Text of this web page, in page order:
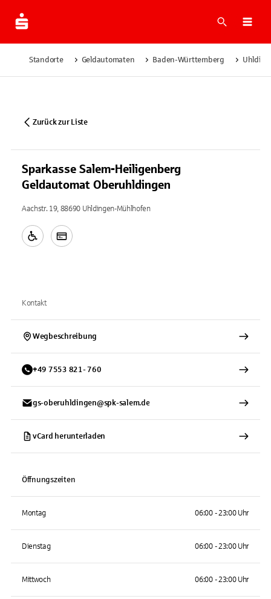
Suche
Standorte Geldautomaten Baden-Württemberg
Zurück zur Liste
Sparkasse Salem-Heiligenberg
Geldautomat Oberuhldingen
Aachstr. 19, 88690 Uhldingen-Mühlhofen
Kontakt
Wegbeschreibung
+49 7553 821- 760
gs-oberuhldingen@spk-salem.de
vCard herunterladen
Öffnungszeiten
Montag 06:00 - 23:00 Uhr
Dienstag 06:00 - 23:00 Uhr
Mittwoch 06:00 - 23:00 Uhr